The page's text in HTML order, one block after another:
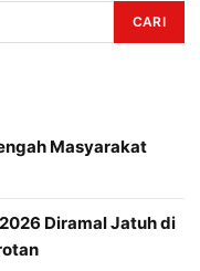
CARI
Masyarakat
Diramal Jatuh di